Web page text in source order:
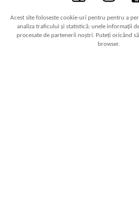
Acest site foloseste cookie-uri pentru pentru a
analiza traficului și statistică; unele informații
procesate de partenerii noștri. Puteți oricând
browser.